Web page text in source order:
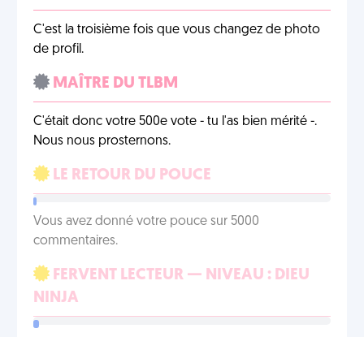
C'est la troisième fois que vous changez de photo
de profil.
MAÎTRE DU TLBM
C'était donc votre 500e vote - tu l'as bien mérité -.
Nous nous prosternons.
LE RETOUR DU POUCE
Vous avez donné votre pouce sur 5000
commentaires.
FERVENT LECTEUR — NIVEAU : DIEU
NINJA